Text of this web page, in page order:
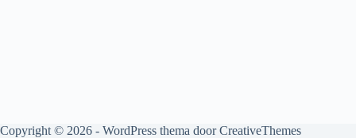
Copyright © 2026 - WordPress thema doorCreativeThemes